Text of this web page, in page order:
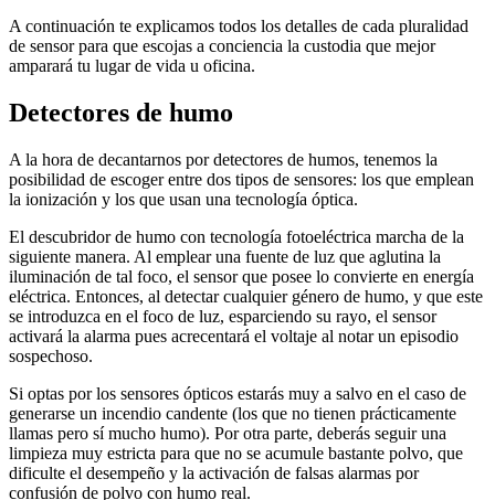
A continuación te explicamos todos los detalles de cada pluralidad
de sensor para que escojas a conciencia la custodia que mejor
amparará tu lugar de vida u oficina.
Detectores de humo
A la hora de decantarnos por detectores de humos, tenemos la
posibilidad de escoger entre dos tipos de sensores: los que emplean
la ionización y los que usan una tecnología óptica.
El descubridor de humo con tecnología fotoeléctrica marcha de la
siguiente manera. Al emplear una fuente de luz que aglutina la
iluminación de tal foco, el sensor que posee lo convierte en energía
eléctrica. Entonces, al detectar cualquier género de humo, y que este
se introduzca en el foco de luz, esparciendo su rayo, el sensor
activará la alarma pues acrecentará el voltaje al notar un episodio
sospechoso.
Si optas por los sensores ópticos estarás muy a salvo en el caso de
generarse un incendio candente (los que no tienen prácticamente
llamas pero sí mucho humo). Por otra parte, deberás seguir una
limpieza muy estricta para que no se acumule bastante polvo, que
dificulte el desempeño y la activación de falsas alarmas por
confusión de polvo con humo real.